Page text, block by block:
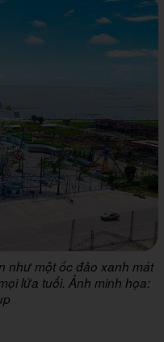
như một ốc đảo xanh mát
lứa tuổi. Ảnh minh họa: